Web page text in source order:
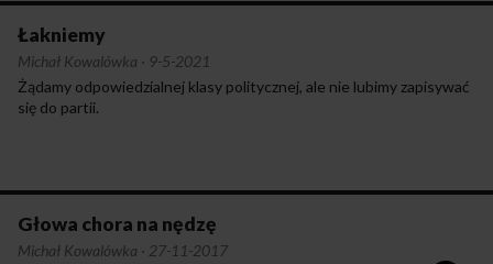
Łakniemy
Michał Kowalówka · 9-5-2021
Żądamy odpowiedzialnej klasy politycznej, ale nie lubimy zapisywać
się do partii.
Głowa chora na nędzę
Michał Kowalówka · 27-11-2017